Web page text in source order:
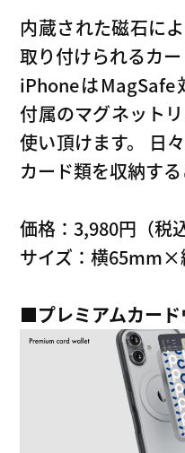
内蔵された磁石に
取り付けられるカー
iPhoneは
付属のマグネット
使い頂けます。 日
カード類を収納する
価格：3,980円（税込
サイズ：横
■プレミアムカー